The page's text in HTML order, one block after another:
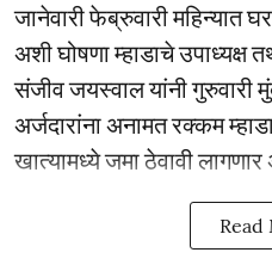
जानेवारी फेब्रुवारी महिन्यात
अशी घोषणा म्हाडाचे उपाध्यक्ष
संजीव जयस्वाल यांनी गुरुवारी
अर्जदारांना अनामत रक्कम
खात्यामध्ये जमा ठेवावी
Read